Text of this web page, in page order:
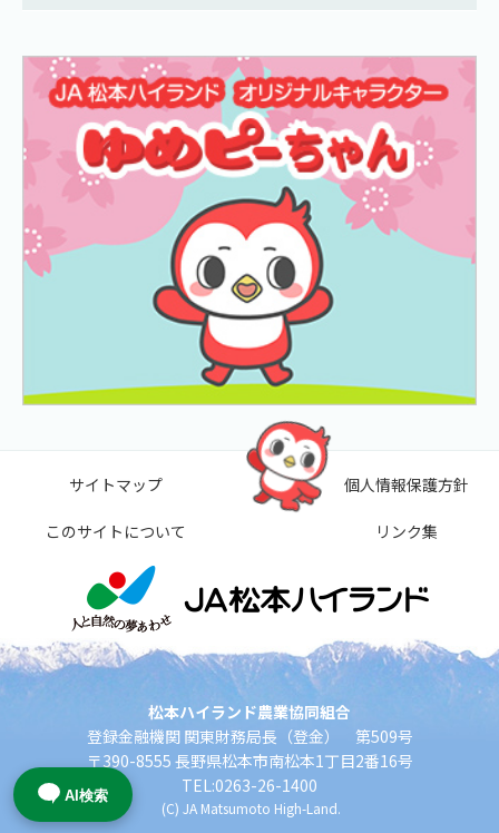
サイトマップ
このサイトについて
個人情報保護方針
リンク集
松本ハイランド農業協同組合
登録金融機関 関東財務局長（登金） 第509号
〒390-8555 長野県松本市南松本1丁目2番16号
TEL:0263-26-1400
(C) JA Matsumoto High-Land.
AI検索